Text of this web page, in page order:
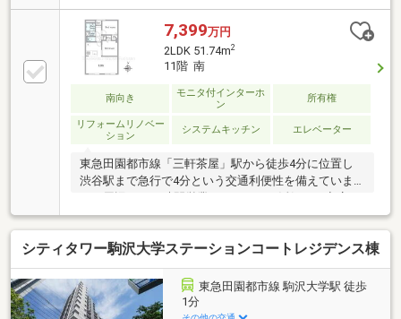
わせ専用フリーダイヤル 【0120-104-633】
7,399万円
2LDK 51.74m2
11階 南
南向き
モニタ付インターホ
ン
所有権
リフォームリノベー
ション
システムキッチン エレベーター
東急田園都市線「三軒茶屋」駅から徒歩4分に位置し
渋谷駅まで急行で4分という交通利便性を備えていま
す。周辺には24時間営業のスーパーや活気ある商店
街、豊富な飲食店が集積しており、日常の買い出しや
外食環境に恵まれています。 建物はSRC造のヴィンテ
ージマンションで耐震補強工事（2009年に）が実施済
みです。週6日の日勤管理による行き届いた管理体制
で清掃や宅配ボックスなどの設備も整っています。大
通り沿いの立地ですが二重サッシ等による遮音対策も
シティタワー駒沢大学ステーションコートレジデンス棟
東急田園都市線 駒沢大学駅 徒歩
1分